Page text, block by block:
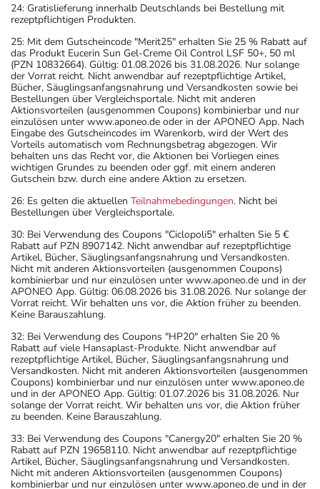
24: Gratislieferung innerhalb Deutschlands bei Bestellung mit
rezeptpflichtigen Produkten.
25: Mit dem Gutscheincode "Merit25" erhalten Sie 25 % Rabatt auf
das Produkt Eucerin Sun Gel-Creme Oil Control LSF 50+, 50 ml
(PZN 10832664). Gültig: 01.08.2026 bis 31.08.2026. Nur solange
der Vorrat reicht. Nicht anwendbar auf rezeptpflichtige Artikel,
Bücher, Säuglingsanfangsnahrung und Versandkosten sowie bei
Bestellungen über Vergleichsportale. Nicht mit anderen
Aktionsvorteilen (ausgenommen Coupons) kombinierbar und nur
einzulösen unter www.aponeo.de oder in der APONEO App. Nach
Eingabe des Gutscheincodes im Warenkorb, wird der Wert des
Vorteils automatisch vom Rechnungsbetrag abgezogen. Wir
behalten uns das Recht vor, die Aktionen bei Vorliegen eines
wichtigen Grundes zu beenden oder ggf. mit einem anderen
Gutschein bzw. durch eine andere Aktion zu ersetzen.
26: Es gelten die aktuellen Teilnahmebedingungen. Nicht bei
Bestellungen über Vergleichsportale.
30: Bei Verwendung des Coupons "Ciclopoli5" erhalten Sie 5 €
Rabatt auf PZN 8907142. Nicht anwendbar auf rezeptpflichtige
Artikel, Bücher, Säuglingsanfangsnahrung und Versandkosten.
Nicht mit anderen Aktionsvorteilen (ausgenommen Coupons)
kombinierbar und nur einzulösen unter www.aponeo.de und in der
APONEO App. Gültig: 06.08.2026 bis 31.08.2026. Nur solange der
Vorrat reicht. Wir behalten uns vor, die Aktion früher zu beenden.
Keine Barauszahlung.
32: Bei Verwendung des Coupons "HP20" erhalten Sie 20 %
Rabatt auf viele Hansaplast-Produkte. Nicht anwendbar auf
rezeptpflichtige Artikel, Bücher, Säuglingsanfangsnahrung und
Versandkosten. Nicht mit anderen Aktionsvorteilen (ausgenommen
Coupons) kombinierbar und nur einzulösen unter www.aponeo.de
und in der APONEO App. Gültig: 01.07.2026 bis 31.08.2026. Nur
solange der Vorrat reicht. Wir behalten uns vor, die Aktion früher
zu beenden. Keine Barauszahlung.
33: Bei Verwendung des Coupons "Canergy20" erhalten Sie 20 %
Rabatt auf PZN 19658110. Nicht anwendbar auf rezeptpflichtige
Artikel, Bücher, Säuglingsanfangsnahrung und Versandkosten.
Nicht mit anderen Aktionsvorteilen (ausgenommen Coupons)
kombinierbar und nur einzulösen unter www.aponeo.de und in der